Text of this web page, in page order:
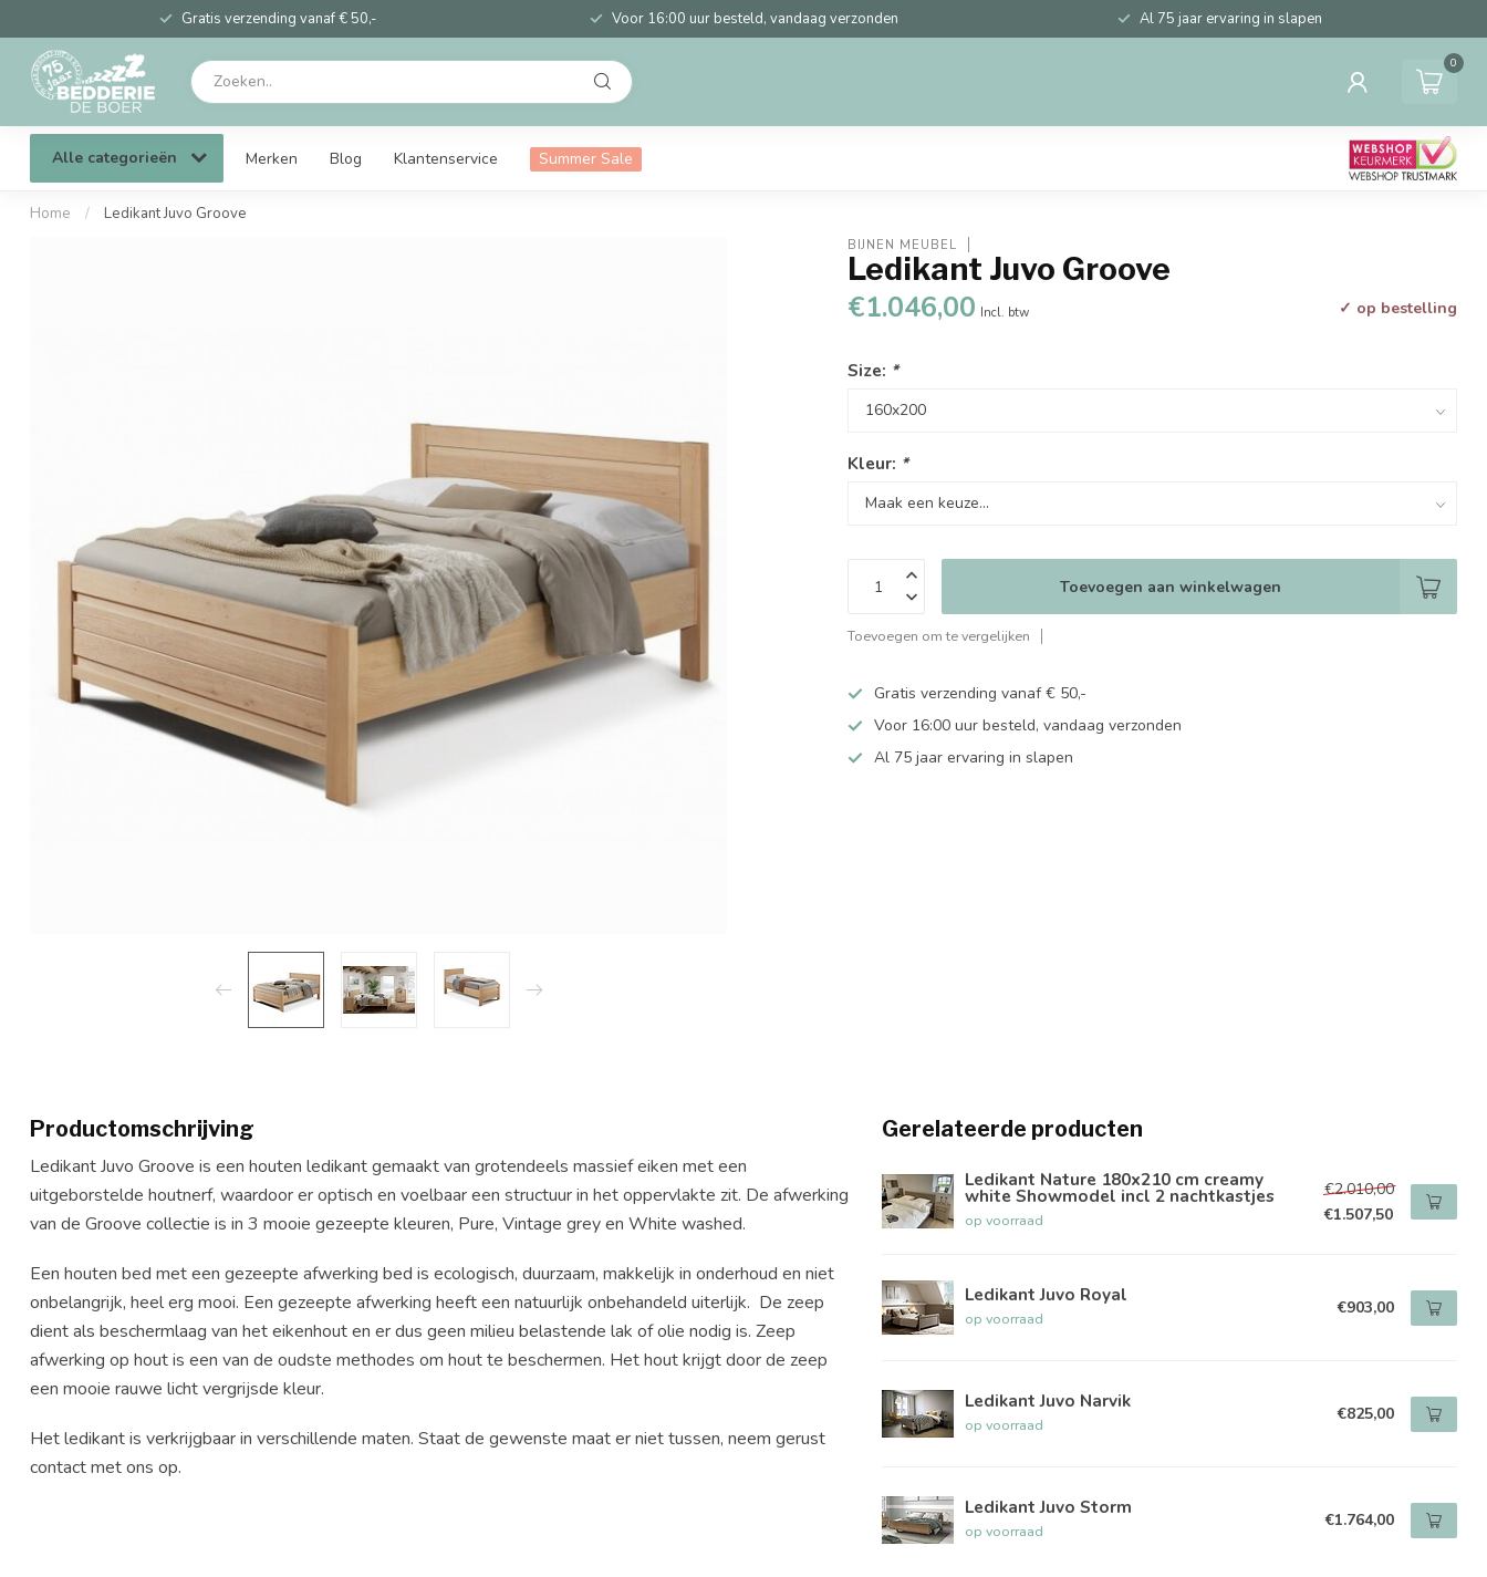
Gratis verzending vanaf € 50,- Voor 16:00 uur besteld, vandaag verzonden Al 75 jaar ervaring in slapen
0
Alle categorieën Merken Blog Klantenservice Summer Sale
Home / Ledikant Juvo Groove
BIJNEN MEUBEL
Ledikant Juvo Groove
€1.046,00 Incl. btw ✓ op bestelling
Size: *
Kleur: *
Toevoegen aan winkelwagen
Toevoegen om te vergelijken
Gratis verzending vanaf € 50,-
Voor 16:00 uur besteld, vandaag verzonden
Al 75 jaar ervaring in slapen
Productomschrijving
Ledikant Juvo Groove is een houten ledikant gemaakt van grotendeels massief eiken met een
uitgeborstelde houtnerf, waardoor er optisch en voelbaar een structuur in het oppervlakte zit. De afwerking
van de Groove collectie is in 3 mooie gezeepte kleuren, Pure, Vintage grey en White washed.
Een houten bed met een gezeepte afwerking bed is ecologisch, duurzaam, makkelijk in onderhoud en niet
onbelangrijk, heel erg mooi. Een gezeepte afwerking heeft een natuurlijk onbehandeld uiterlijk. De zeep
dient als beschermlaag van het eikenhout en er dus geen milieu belastende lak of olie nodig is. Zeep
afwerking op hout is een van de oudste methodes om hout te beschermen. Het hout krijgt door de zeep
een mooie rauwe licht vergrijsde kleur.
Het ledikant is verkrijgbaar in verschillende maten. Staat de gewenste maat er niet tussen, neem gerust
contact met ons op.
Gerelateerde producten
Ledikant Nature 180x210 cm creamy
white Showmodel incl 2 nachtkastjes
op voorraad
€2.010,00
€1.507,50
Ledikant Juvo Royal
op voorraad €903,00
Ledikant Juvo Narvik
op voorraad €825,00
Ledikant Juvo Storm
op voorraad €1.764,00